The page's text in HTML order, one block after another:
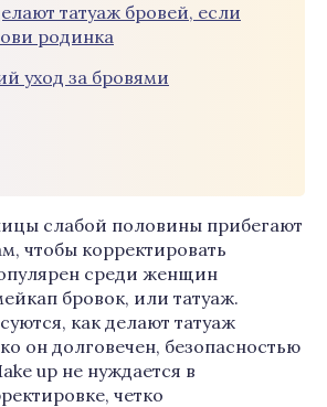
татуаж бровей, если
родинка
уход за бровями
слабой половины прибегают
чтобы корректировать
среди женщин
бровок, или татуаж.
как делают татуаж
он долговечен, безопасностью
up не нуждается в
четко